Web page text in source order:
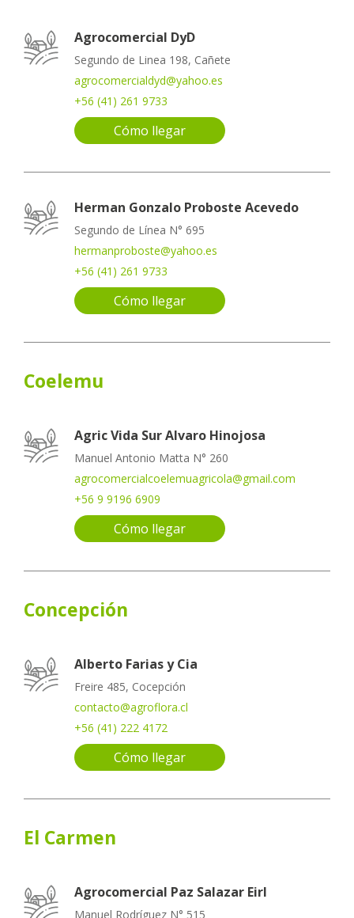
Agrocomercial DyD
Segundo de Linea 198, Cañete
agrocomercialdyd@yahoo.es
+56 (41) 261 9733
Cómo llegar
Herman Gonzalo Proboste Acevedo
Segundo de Línea N° 695
hermanproboste@yahoo.es
+56 (41) 261 9733
Cómo llegar
Coelemu
Agric Vida Sur Alvaro Hinojosa
Manuel Antonio Matta N° 260
agrocomercialcoelemuagricola@gmail.com
+56 9 9196 6909
Cómo llegar
Concepción
Alberto Farias y Cia
Freire 485, Cocepción
contacto@agroflora.cl
+56 (41) 222 4172
Cómo llegar
El Carmen
Agrocomercial Paz Salazar Eirl
Manuel Rodríguez N° 515